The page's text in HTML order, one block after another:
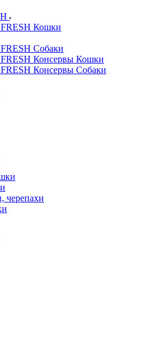
Кошки
Собаки
Консервы Кошки
Консервы Собаки
черепахи